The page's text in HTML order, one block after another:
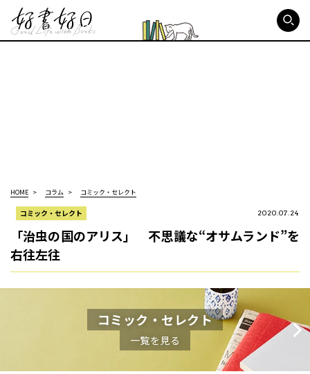
HOME コラム コミック・セレクト
コミック・セレクト 2020.07.24
「治虫の国のアリス」 不思議な“オサムランド”を
右往左往
コミック・セレクト
一覧を見る